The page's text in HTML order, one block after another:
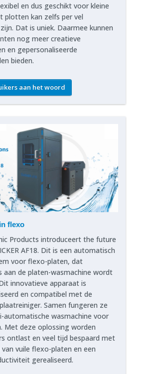
en dus geschikt voor kleine
plotten kan zelfs per vel
Dat is uniek. Daarmee kunnen
nog meer creatieve
en gepersonaliseerde
bieden.
aan het woord
flexo
Products introduceert the future
AF18. Dit is een automatisch
voor flexo-platen, dat
aan de platen-wasmachine wordt
innovatieve apparaat is
en compatibel met de
plaatreiniger. Samen fungeren ze
automatische wasmachine voor
Met deze oplossing worden
ontlast en veel tijd bespaard met
vuile flexo-platen en een
gerealiseerd.